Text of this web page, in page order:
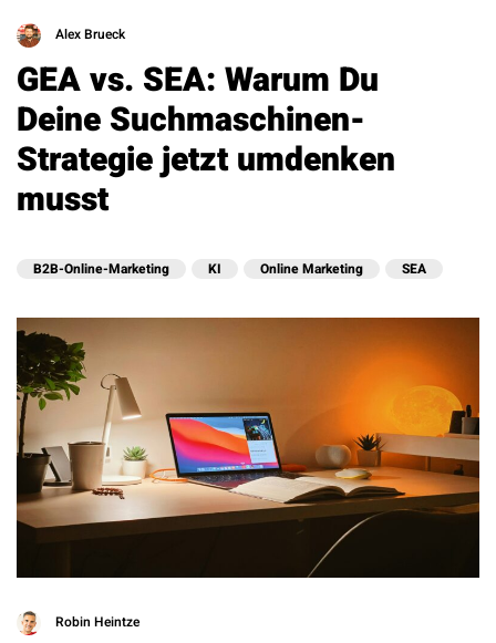
Alex Brueck
GEA vs. SEA: Warum Du
Deine Suchmaschinen-
Strategie jetzt umdenken
musst
B2B-Online-Marketing KI Online Marketing SEA
Robin Heintze